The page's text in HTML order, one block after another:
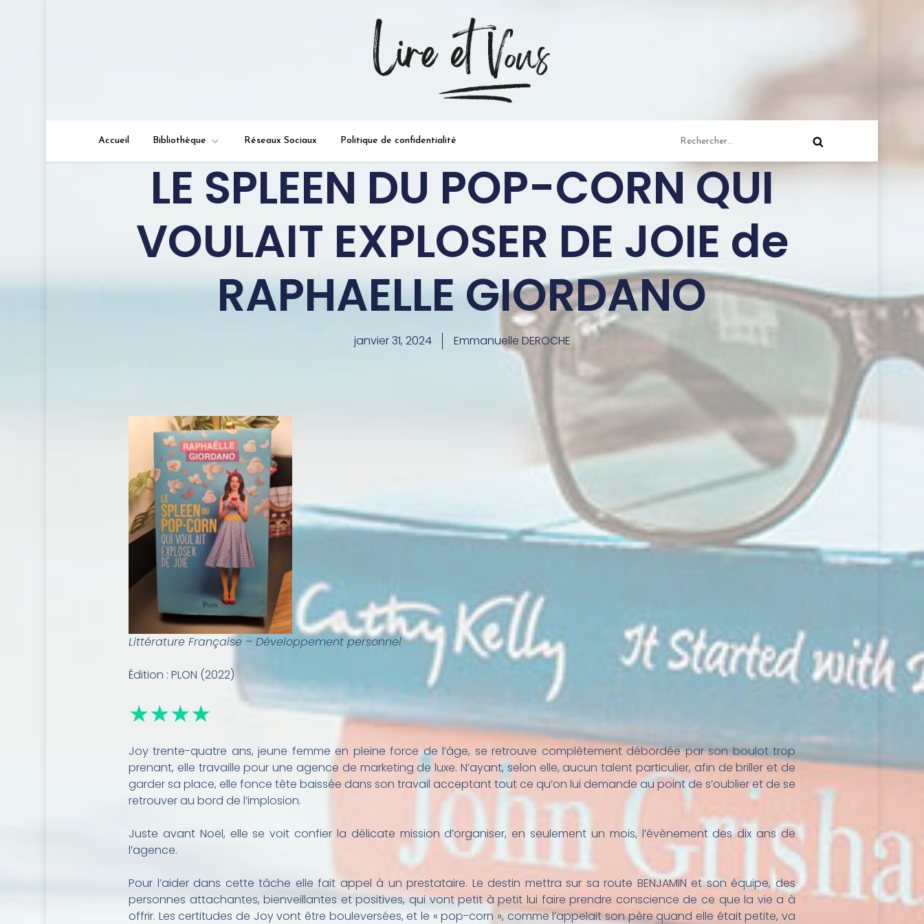
Accueil Bibliothèque Réseaux Sociaux Politique de confidentialité
LE SPLEEN DU POP-CORN QUI
VOULAIT EXPLOSER DE JOIE de
RAPHAELLE GIORDANO
janvier 31, 2024 Emmanuelle DEROCHE
Littérature Française – Développement personnel
Édition : PLON (2022)
★★★★
Joy trente-quatre ans, jeune femme en pleine force de l’âge, se retrouve complètement débordée par son boulot trop
prenant, elle travaille pour une agence de marketing de luxe. N’ayant, selon elle, aucun talent particulier, afin de briller et de
garder sa place, elle fonce tête baissée dans son travail acceptant tout ce qu’on lui demande au point de s’oublier et de se
retrouver au bord de l’implosion.
Juste avant Noël, elle se voit confier la délicate mission d’organiser, en seulement un mois, l’évènement des dix ans de
l’agence.
Pour l’aider dans cette tâche elle fait appel à un prestataire. Le destin mettra sur sa route BENJAMIN et son équipe, des
personnes attachantes, bienveillantes et positives, qui vont petit à petit lui faire prendre conscience de ce que la vie a à
offrir. Les certitudes de Joy vont être bouleversées, et le « pop-corn », comme l’appelait son père quand elle était petite, va